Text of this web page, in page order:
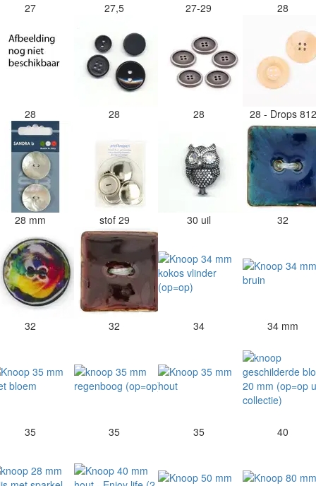
27 27,5 27-29 28
28 28 28 28 - Drops
28 mm stof 29 30 uil 32
32 32 34 34 mm
35 35 35 40